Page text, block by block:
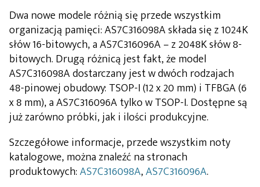
Dwa nowe modele różnią się przede wszystkim
organizacją pamięci: AS7C316098A składa się z 1024K
słów 16-bitowych, a AS7C316096A – z 2048K słów 8-
bitowych. Drugą różnicą jest fakt, że model
AS7C316098A dostarczany jest w dwóch rodzajach
48-pinowej obudowy: TSOP-I (12 x 20 mm) i TFBGA (6
x 8 mm), a AS7C316096A tylko w TSOP-I. Dostępne są
już zarówno próbki, jak i ilości produkcyjne.
Szczegółowe informacje, przede wszystkim noty
katalogowe, można znaleźć na stronach
produktowych:AS7C316098A,AS7C316096A.